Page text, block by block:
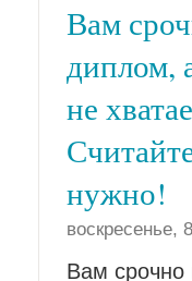
Вам
диплом,
не
нужно!
воскресенье,
Вам срочно